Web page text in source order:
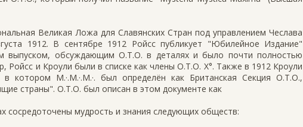
Великая Ложа для Славянских Стран под управлением Чеслава
1912. В сентябре 1912 Ройсс публикует "Юбилейное Издание"
обсуждающим O.T.O. в деталях и было почти полностью
Ройсс и Кроули были в списке как члены O.T.O. X°. Также в 1912 Кроули
в котором M.·.M.·.M.·. был определён как Британская Секция O.T.O.,
страны". O.T.O. был описан в этом документе как
сосредоточены мудрость и знания следующих обществ: